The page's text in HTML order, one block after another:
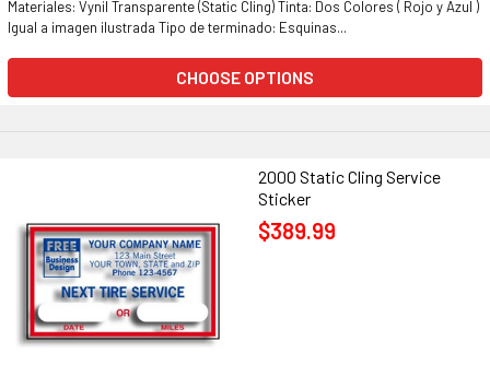
Materiales: Vynil Transparente (Static Cling) Tinta: Dos Colores ( Rojo y Azul )
Igual a imagen ilustrada Tipo de terminado: Esquinas...
CHOOSE OPTIONS
2000 Static Cling Service
Sticker
$389.99